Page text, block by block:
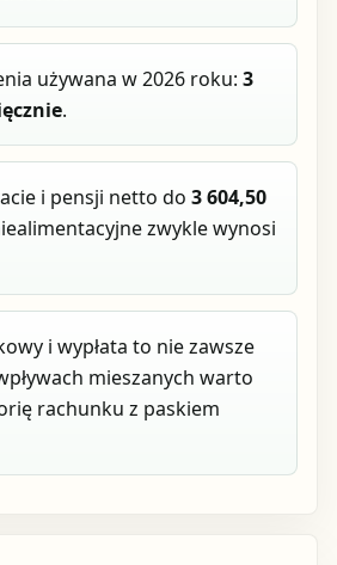
używana w 2026 roku:3
.
i pensji netto do3 604,50
zwykle wynosi
i wypłata to nie zawsze
mieszanych warto
rachunku z paskiem